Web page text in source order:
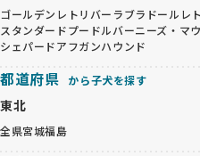
ゴールデンレトリバー ラブラドールレ
スタンダードプードルバーニーズ・マ
シェパードアフガンハウンド
都道府県 から子犬を探す
東北
全県宮城福島